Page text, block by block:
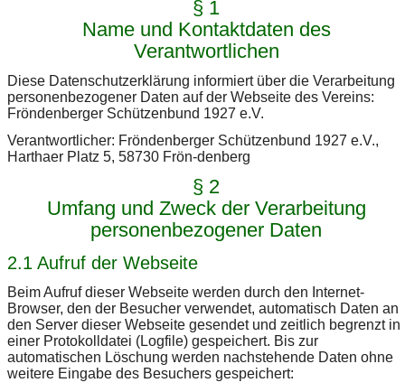
§ 1
Name und Kontaktdaten des
Verantwortlichen
Diese Datenschutzerklärung informiert über die Verarbeitung
personenbezogener Daten auf der Webseite des Vereins:
Fröndenberger Schützenbund 1927 e.V.
Verantwortlicher: Fröndenberger Schützenbund 1927 e.V.,
Harthaer Platz 5, 58730 Frön-denberg
§ 2
Umfang und Zweck der Verarbeitung
personenbezogener Daten
2.1 Aufruf der Webseite
Beim Aufruf dieser Webseite werden durch den Internet-
Browser, den der Besucher verwendet, automatisch Daten an
den Server dieser Webseite gesendet und zeitlich begrenzt in
einer Protokolldatei (Logfile) gespeichert. Bis zur
automatischen Löschung werden nachstehende Daten ohne
weitere Eingabe des Besuchers gespeichert: